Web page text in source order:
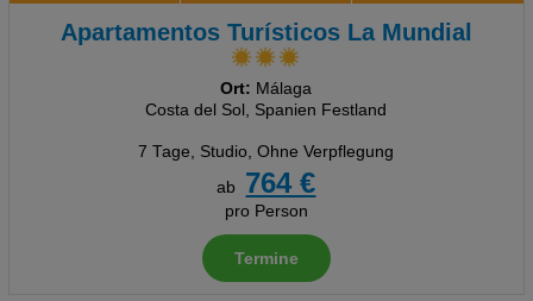
Apartamentos Turísticos La Mundial
Ort: Málaga
Costa del Sol, Spanien Festland
7 Tage, Studio, Ohne Verpflegung
ab
764 €
pro Person
Termine